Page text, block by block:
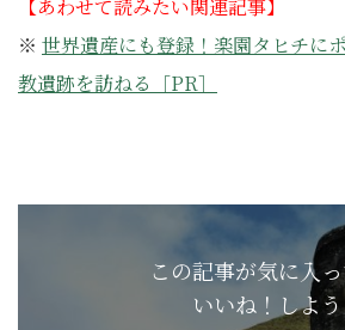
【あわせて読みたい関連記事】
※ 世界遺産にも登録！楽園タヒチに
教遺跡を訪ねる［PR］
この記事が気に入
いいね！しよう